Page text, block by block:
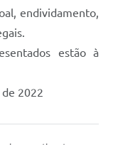
endividamento,
estão à
2022